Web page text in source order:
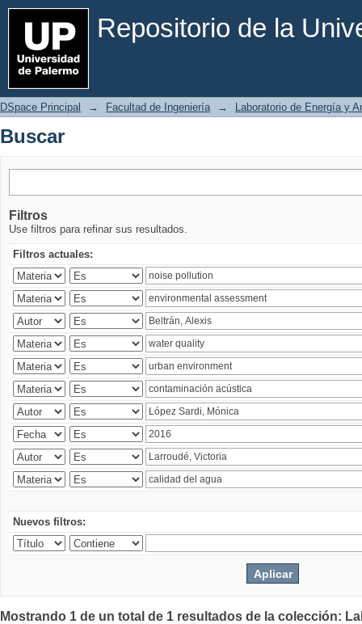
Repositorio de la
Buscar
DSpace Principal → Facultad de Ingeniería → Laboratorio de Energía y
Buscar
Filtros
Use filtros para refinar sus resultados.
Filtros actuales:
Nuevos filtros:
Mostrando 1 de un total de 1 resultados de la colección: